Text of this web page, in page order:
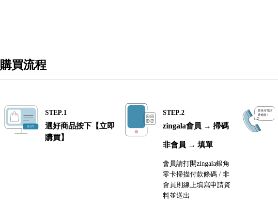
購買流程
STEP.1
選好商品按下【立即
購買】
STEP.2
zingala會員 → 掃碼
非會員 → 填單
會員請打開zingala銀角
零卡掃描付款條碼 / 非
會員則線上填寫申請資
料並送出